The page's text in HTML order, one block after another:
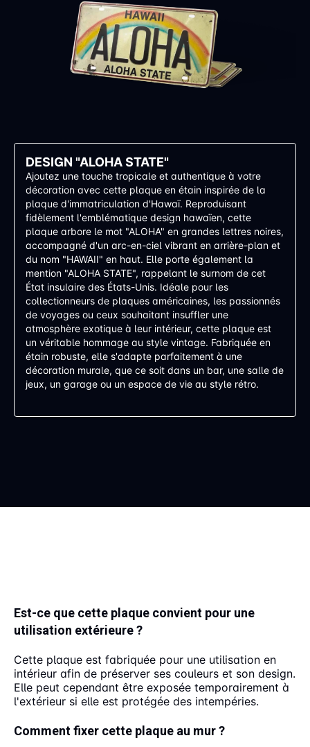
DESIGN "ALOHA STATE"
Ajoutez une touche tropicale et authentique à votre
décoration avec cette plaque en étain inspirée de la
plaque d'immatriculation d'Hawaï. Reproduisant
fidèlement l'emblématique design hawaïen, cette
plaque arbore le mot "ALOHA" en grandes lettres noires,
accompagné d'un arc-en-ciel vibrant en arrière-plan et
du nom "HAWAII" en haut. Elle porte également la
mention "ALOHA STATE", rappelant le surnom de cet
État insulaire des États-Unis. Idéale pour les
collectionneurs de plaques américaines, les passionnés
de voyages ou ceux souhaitant insuffler une
atmosphère exotique à leur intérieur, cette plaque est
un véritable hommage au style vintage. Fabriquée en
étain robuste, elle s'adapte parfaitement à une
décoration murale, que ce soit dans un bar, une salle de
jeux, un garage ou un espace de vie au style rétro.
Est-ce que cette plaque convient pour une
utilisation extérieure ?
Cette plaque est fabriquée pour une utilisation en
intérieur afin de préserver ses couleurs et son design.
Elle peut cependant être exposée temporairement à
l'extérieur si elle est protégée des intempéries.
Comment fixer cette plaque au mur ?